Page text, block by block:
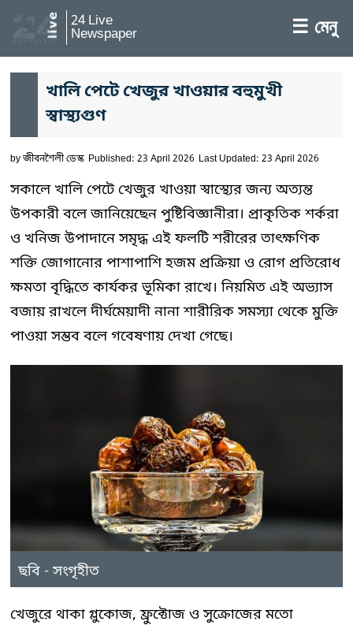
24 Live
Newspaper ☰ মেনু
খালি পেটে খেজুর খাওয়ার বহুমুখী
স্বাস্থ্যগুণ
byজীবনশৈলী ডেস্ক Published: 23 April 2026 Last Updated: 23 April 2026
সকালে খালি পেটে খেজুর খাওয়া স্বাস্থ্যের জন্য অত্যন্ত
উপকারী বলে জানিয়েছেন পুষ্টিবিজ্ঞানীরা। প্রাকৃতিক শর্করা
ও খনিজ উপাদানে সমৃদ্ধ এই ফলটি শরীরের তাৎক্ষণিক
শক্তি জোগানোর পাশাপাশি হজম প্রক্রিয়া ও রোগ প্রতিরোধ
ক্ষমতা বৃদ্ধিতে কার্যকর ভূমিকা রাখে। নিয়মিত এই অভ্যাস
বজায় রাখলে দীর্ঘমেয়াদী নানা শারীরিক সমস্যা থেকে মুক্তি
পাওয়া সম্ভব বলে গবেষণায় দেখা গেছে।
ছবি - সংগৃহীত
খেজুরে থাকা গ্লুকোজ, ফ্রুক্টোজ ও সুক্রোজের মতো